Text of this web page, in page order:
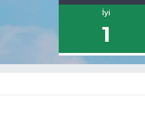
İyi
1